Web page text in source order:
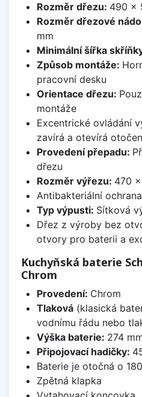
Rozměr dřezu: 490 x
Rozměr dřezové
mm
Minimální šířka
Způsob montáže:
pracovní desku
Orientace dřezu:
montáže
Excentrické ovládání
zavírá a otevírá
Provedení přepadu:
dřezu
Rozměr výřezu: 470
Antibakteriální
Typ výpusti: Sítková
Dřez z výroby bez
otvory pro baterii a
Kuchyňská baterie
Chrom
Provedení: Chrom
Tlaková(klasická
vodnímu řádu nebo
Výška baterie: 274
Připojovací hadičky:
Baterie je otočná o
Zpětná klapka